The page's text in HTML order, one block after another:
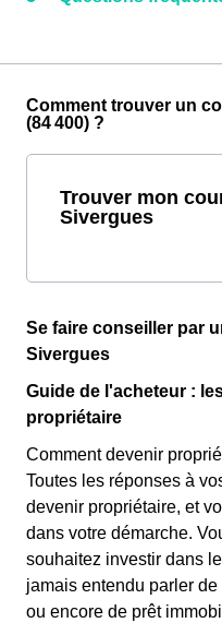
Comment trouver un
(84 400) ?
Trouver mon
Sivergues
Se faire conseiller par
Sivergues
Guide de l'acheteur :
propriétaire
Comment devenir
Toutes les réponses à
devenir propriétaire, et
dans votre démarche.
souhaitez investir dans
jamais entendu parler de
ou encore de prêt